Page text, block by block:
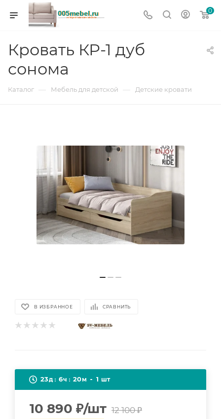
0
Кровать КР-1 дуб
сонома
Каталог — Мебель для детской — Детские кровати
В ИЗБРАННОЕ СРАВНИТЬ
23д 6ч 20м 1 шт
10 890 ₽/шт 12 100₽